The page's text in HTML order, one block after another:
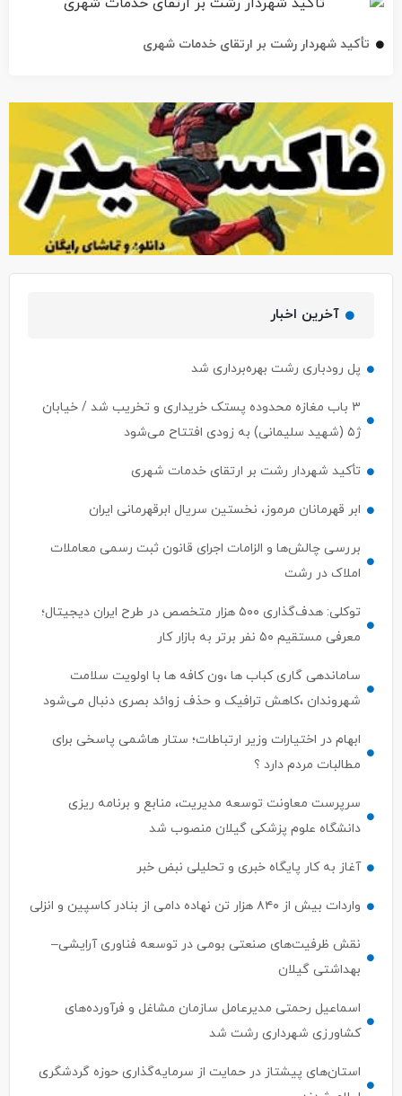
تأکید شهردار رشت بر ارتقای خدمات شهری
آخرین اخبار
پل رودباری رشت بهره‌برداری شد
۳ باب مغازه محدوده پستک خریداری و تخریب شد / خیابان
ژ۵ (شهید سلیمانی) به زودی افتتاح می‌شود
تأکید شهردار رشت بر ارتقای خدمات شهری
ابر قهرمانان مرموز، نخستین سریال ابرقهرمانی ایران
بررسی چالش‌ها و الزامات اجرای قانون ثبت رسمی معاملات
املاک در رشت
توکلی: هدف‌گذاری ۵۰۰ هزار متخصص در طرح ایران دیجیتال؛
معرفی مستقیم ۵۰ نفر برتر به بازار کار
ساماندهی گاری کباب ها ،ون کافه ها با اولویت سلامت
شهروندان ،کاهش ترافیک و حذف زوائد بصری دنبال می‌شود
ابهام در اختیارات وزیر ارتباطات؛ ستار هاشمی پاسخی برای
مطالبات مردم دارد ؟
سرپرست معاونت توسعه مدیریت، منابع و برنامه ریزی
دانشگاه علوم پزشکی گیلان منصوب شد
آغاز به کار پایگاه خبری و تحلیلی نبض خبر
واردات بیش از ۸۴۰ هزار تن نهاده دامی از بنادر كاسپین و انزلی
نقش ظرفیت‌های صنعتی بومی در توسعه فناوری آرایشی–
بهداشتی گیلان
اسماعیل رحمتی مدیرعامل سازمان مشاغل و فرآورده‌های
کشاورزی شهرداری رشت شد
استان‌های پیشتاز در حمایت از سرمایه‌گذاری حوزه گردشگری